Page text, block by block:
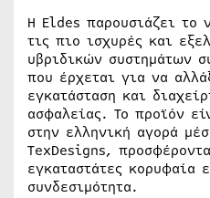
Η Eldes παρουσιάζει το
τις πιο ισχυρές και
υβριδικών συστημάτων
που έρχεται για να
εγκατάσταση και
ασφαλείας. Το προϊόν
στην ελληνική αγορά
TexDesigns,
εγκαταστάτες κορυφαία
συνδεσιμότητα.